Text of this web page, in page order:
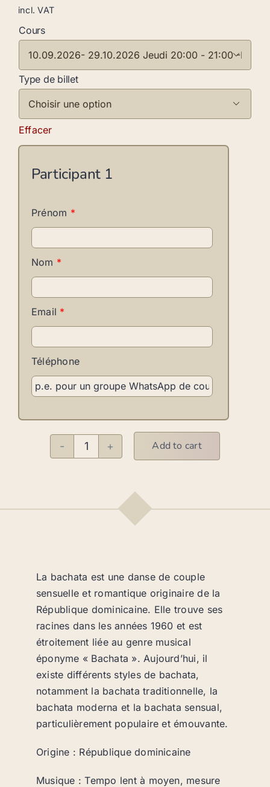
incl. VAT
Cours

Type de billet

Effacer
Participant 1
Prénom *
Nom *
Email *
Téléphone
Bachata
Add to cart
La bachata est une danse de couple
sensuelle et romantique originaire de la
République dominicaine. Elle trouve ses
racines dans les années 1960 et est
étroitement liée au genre musical
éponyme « Bachata ». Aujourd’hui, il
existe différents styles de bachata,
notamment la bachata traditionnelle, la
bachata moderna et la bachata sensual,
particulièrement populaire et émouvante.
Origine : République dominicaine
Musique : Tempo lent à moyen, mesure